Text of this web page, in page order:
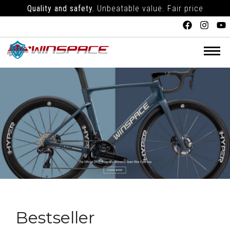
Quality and safety. Unbeatable value. Fair price
Bestseller